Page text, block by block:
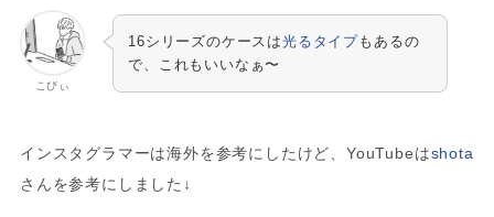
こびぃ
16シリーズのケースは光るタイプもあるの
で、これもいいなぁ〜
インスタグラマーは海外を参考にしたけど、YouTubeはshota
さんを参考にしました↓